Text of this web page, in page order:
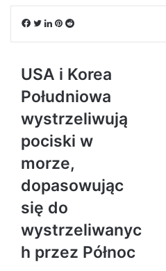
Facebook
Twitter
LinkedIn
Pinterest
Reddit
USA i Korea
Południowa
wystrzeliwują
pociski w
morze,
dopasowując
się do
wystrzeliwanyc
h przez Północ